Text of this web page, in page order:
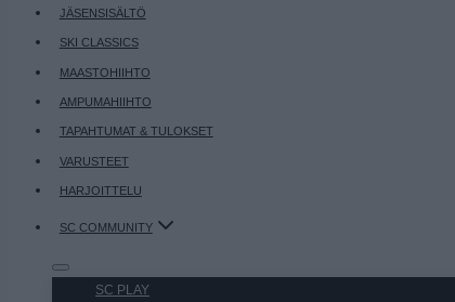
JÄSENSISÄLTÖ
SKI CLASSICS
MAASTOHIIHTO
AMPUMAHIIHTO
TAPAHTUMAT & TULOKSET
VARUSTEET
HARJOITTELU
SC COMMUNITY
SC PLAY